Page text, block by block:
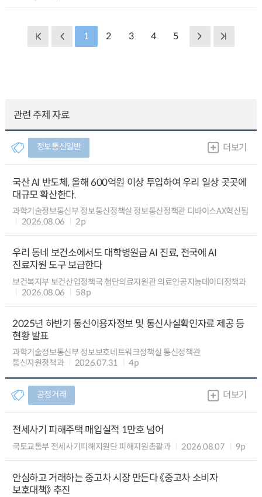
1 2 3 4 5
관련 주제 자료
정보통신일반 더보기
국산 AI 반도체, 올해 600억원 이상 투입하여 우리 일상 곳곳에
대규모 확산한다.
과학기술정보통신부 정보통신정책실 정보통신정책관 디바이스AX혁신팀
2026.08.06
2p
우리 동네 보건소에서도 대학병원급 AI 진료, 전국에 AI
진료지원 도구 보급한다
보건복지부 보건산업정책국 첨단의료지원관 의료인공지능데이터정책과
2026.08.06
58p
2025년 하반기 통신이용자정보 및 통신사실확인자료 제공 등
현황 발표
과학기술정보통신부 정보보호네트워크정책실 통신정책관
통신자원정책과
2026.07.31 4p
공정거래 더보기
전세사기 피해주택 매입실적 1만호 넘어
국토교통부 전세사기피해지원단 피해지원총괄과 2026.08.07 9p
안심하고 거래하는 중고차 시장 만든다 《중고차 소비자
보호대책》 추진